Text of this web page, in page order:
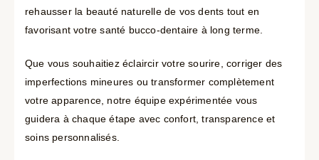
rehausser la beauté naturelle de vos dents tout en
favorisant votre santé bucco-dentaire à long terme.
Que vous souhaitiez éclaircir votre sourire, corriger des
imperfections mineures ou transformer complètement
votre apparence, notre équipe expérimentée vous
guidera à chaque étape avec confort, transparence et
soins personnalisés.